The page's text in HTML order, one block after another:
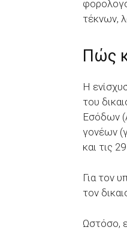
τέκνων,
Πώς
Η
του
Εσόδων
γονέων
και τις
Για τον
τον
Ωστόσο,